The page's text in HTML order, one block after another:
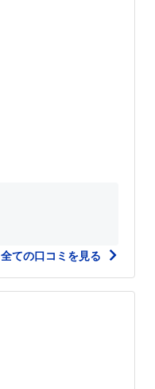
全ての口コミを見る